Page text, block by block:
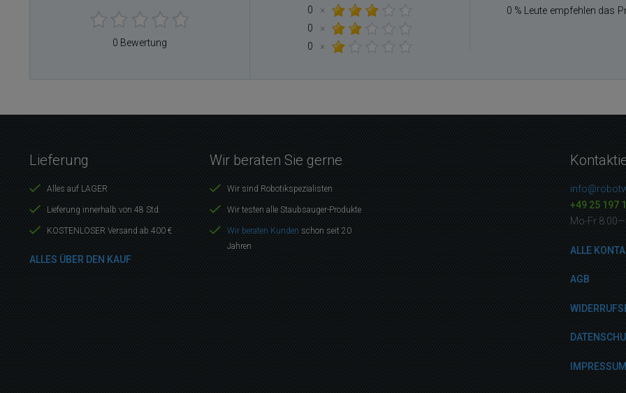
0 Bewertung
0
×
0
×
0
×
0 % Leute empfehlen das
Lieferung
Alles auf LAGER
Lieferung innerhalb von 48 Std.
KOSTENLOSER Versand ab 400 €
ALLES ÜBER DEN KAUF
Wir beraten Sie gerne
Wir sind Robotikspezialisten
Wir testen alle Staubsauger-Produkte
Wir beraten Kunden schon seit 20
Jahren
+49 25 197
Mo-Fr
ALLE
AGB
IMPRESSUM